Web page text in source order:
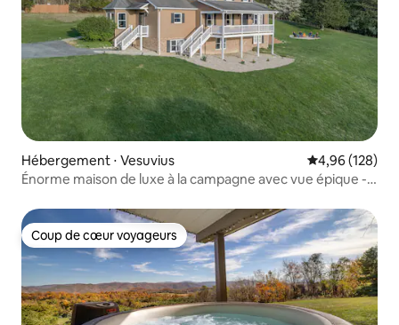
Hébergement ⋅ Vesuvius Évaluation
4,96 (128)
Énorme maison de luxe à la campagne avec vue épique -
Coup de cœur voyageurs
Coup de cœur voyageurs